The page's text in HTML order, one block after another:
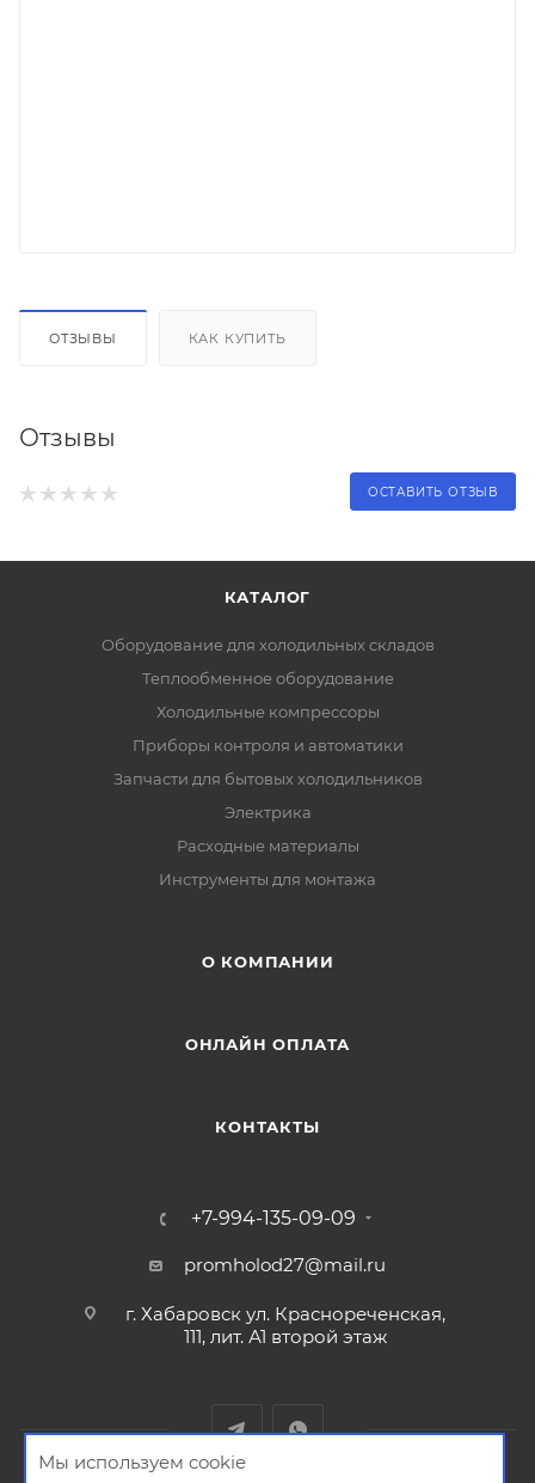
ОТЗЫВЫ КАК КУПИТЬ
Отзывы
ОСТАВИТЬ ОТЗЫВ
КАТАЛОГ
Оборудование для холодильных складов
Теплообменное оборудование
Холодильные компрессоры
Приборы контроля и автоматики
Запчасти для бытовых холодильников
Электрика
Расходные материалы
Инструменты для монтажа
О КОМПАНИИ
ОНЛАЙН ОПЛАТА
КОНТАКТЫ
+7-994-135-09-09
promholod27@mail.ru
г. Хабаровск ул. Краснореченская,
111, лит. А1 второй этаж
Мы используем cookie